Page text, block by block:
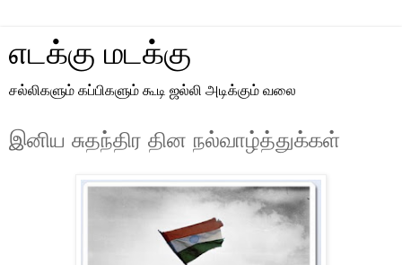
எடக்கு மடக்கு
சல்லிகளும் கப்பிகளும் கூடி ஜல்லி அடிக்கும் வலை
இனிய சுதந்திர தின நல்வாழ்த்துக்கள்